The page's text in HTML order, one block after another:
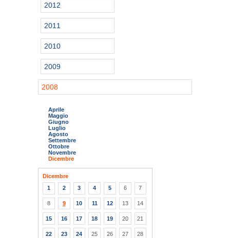
2012
2011
2010
2009
2008
Aprile
Maggio
Giugno
Luglio
Agosto
Settembre
Ottobre
Novembre
Dicembre
Dicembre
1
2 3 4 5 6 7
8 9 10 11 12 13 14
15 16 17 18 19 20 21
22 23 24 25 26 27 28